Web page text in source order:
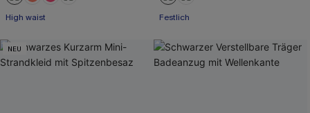
High waist Festlich
NEU